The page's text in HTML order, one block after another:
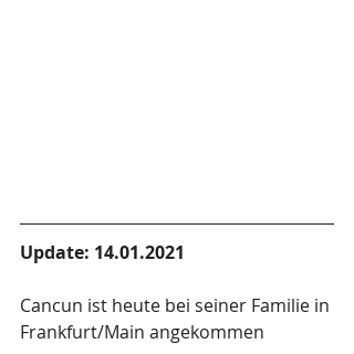
Update: 14.01.2021
Cancun ist heute bei seiner Familie in
Frankfurt/Main angekommen